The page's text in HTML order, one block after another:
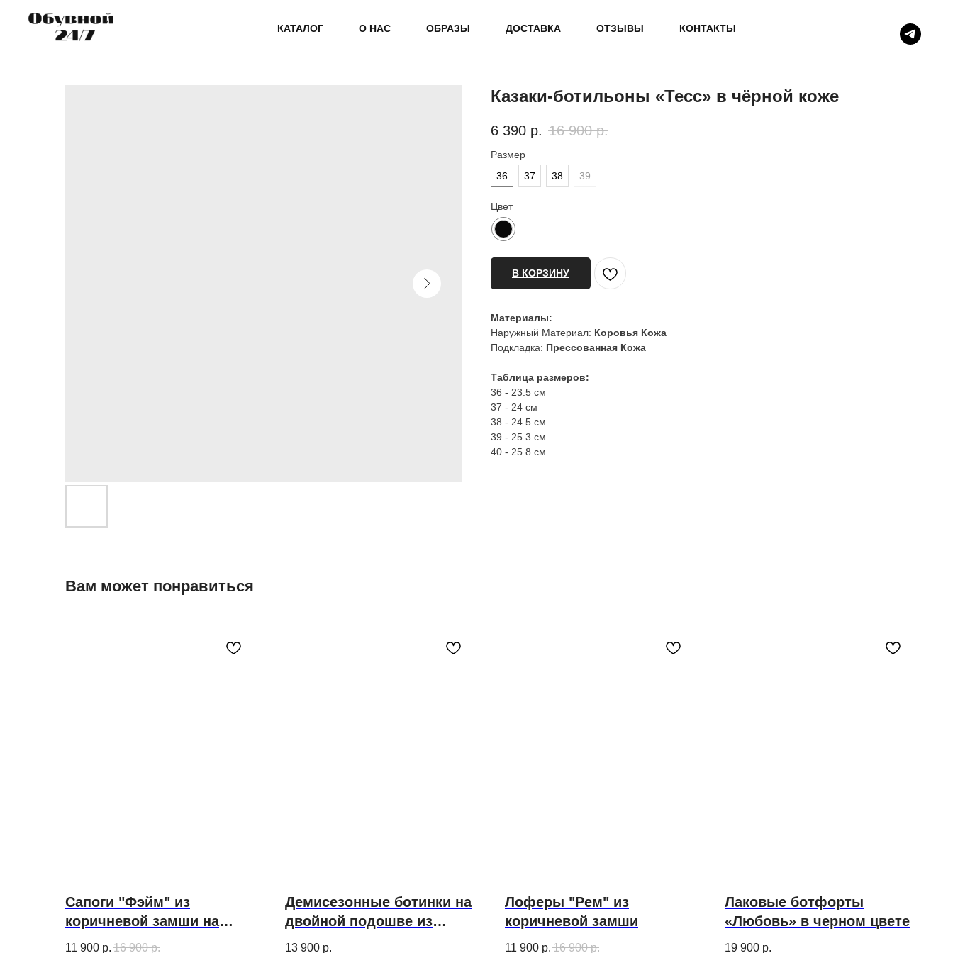
КАТАЛОГ О НАС ОБРАЗЫ ДОСТАВКА ОТЗЫВЫ КОНТАКТЫ
Казаки-ботильоны «Тесс» в чёрной коже
6 390 р. 16 900 р.
Размер
36
37 38 39
Цвет
В КОРЗИНУ
Материалы:
Наружный Материал: Коровья Кожа
Подкладка: Прессованная Кожа
Таблица размеров:
36 - 23.5 см
37 - 24 см
38 - 24.5 см
39 - 25.3 см
40 - 25.8 см
Вам может понравиться
Сапоги "Фэйм" из
коричневой замши на
каблуке 6 см
11 900 р. 16 900 р.
Демисезонные ботинки на
двойной подошве из
чёрной кожи
13 900 р.
Лоферы "Рем" из
коричневой замши
11 900 р. 16 900 р.
Лаковые ботфорты
«Любовь» в черном цвете
19 900 р.